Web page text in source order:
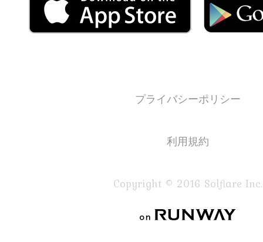
プライバシーポリシー
利用規約
Copyright © 2016 Solflare Inc.